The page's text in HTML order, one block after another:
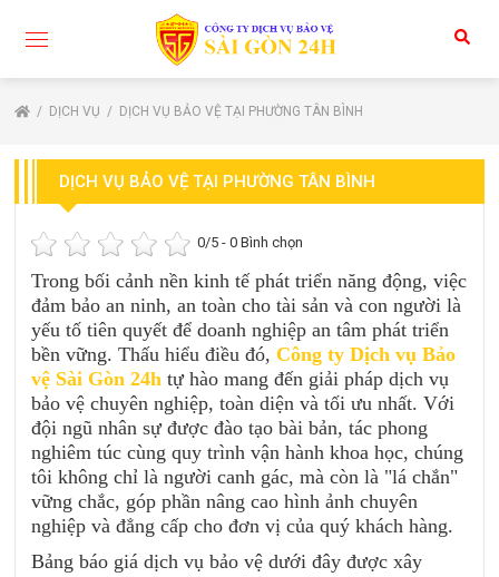
DỊCH VỤ DỊCH VỤ BẢO VỆ TẠI PHƯỜNG TÂN BÌNH
DỊCH VỤ BẢO VỆ TẠI PHƯỜNG TÂN BÌNH
0/5 -0 Bình chọn
Trong bối cảnh nền kinh tế phát triển năng động, việc
đảm bảo an ninh, an toàn cho tài sản và con người là
yếu tố tiên quyết để doanh nghiệp an tâm phát triển
bền vững. Thấu hiểu điều đó, Công ty Dịch vụ Bảo
vệ Sài Gòn 24h tự hào mang đến giải pháp dịch vụ
bảo vệ chuyên nghiệp, toàn diện và tối ưu nhất. Với
đội ngũ nhân sự được đào tạo bài bản, tác phong
nghiêm túc cùng quy trình vận hành khoa học, chúng
tôi không chỉ là người canh gác, mà còn là "lá chắn"
vững chắc, góp phần nâng cao hình ảnh chuyên
nghiệp và đẳng cấp cho đơn vị của quý khách hàng.
Bảng báo giá dịch vụ bảo vệ dưới đây được xây